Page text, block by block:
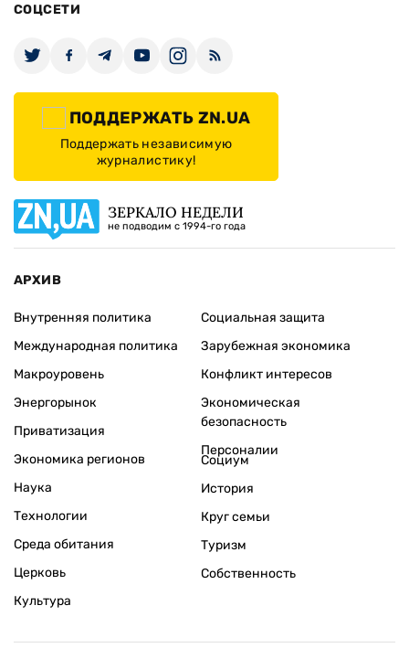
СОЦСЕТИ
ПОДДЕРЖАТЬ ZN.UA
Поддержать независимую
журналистику!
ЗЕРКАЛО НЕДЕЛИ
не подводим с 1994-го года
АРХИВ
Внутренняя политика
Международная политика
Макроуровень
Энергорынок
Приватизация
Экономика регионов
Социальная защита
Зарубежная экономика
Конфликт интересов
Экономическая
безопасность
Персоналии
Наука
Технологии
Среда обитания
Церковь
Культура
Социум
История
Круг семьи
Туризм
Собственность